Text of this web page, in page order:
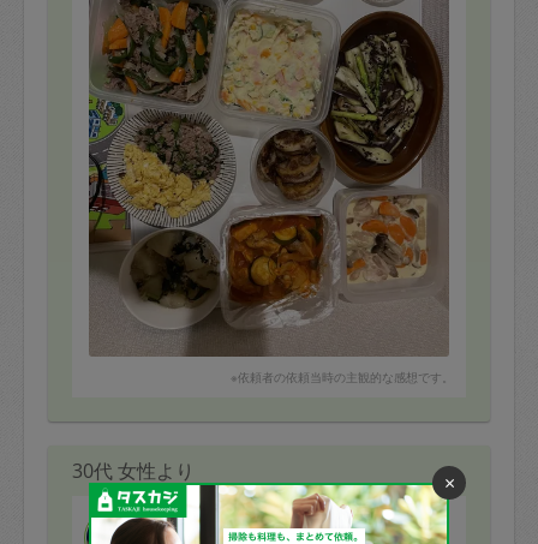
※依頼者の依頼当時の主観的な感想です。
30代 女性より
Yuuri.sawa
×